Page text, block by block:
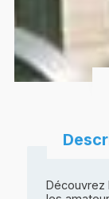
Découvrez